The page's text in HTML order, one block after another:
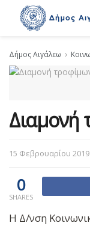
Δήμος Αιγάλεω
Διαμονή
15 Φεβρουαρίου 2019
0
SHARES
Η Δ/νση